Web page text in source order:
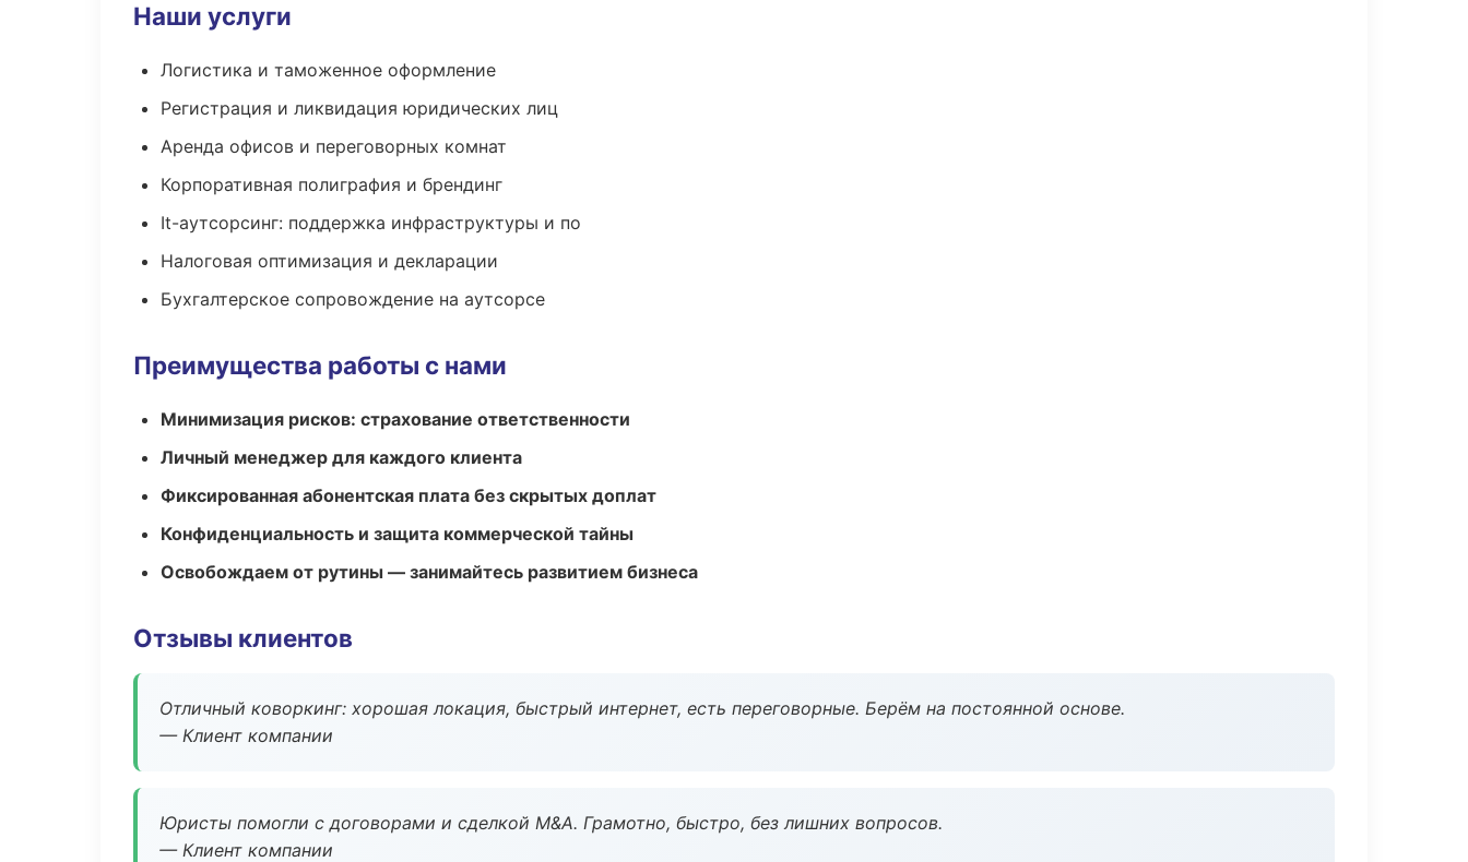
Наши услуги
Логистика и таможенное оформление
Регистрация и ликвидация юридических лиц
Аренда офисов и переговорных комнат
Корпоративная полиграфия и брендинг
It-аутсорсинг: поддержка инфраструктуры и по
Налоговая оптимизация и декларации
Бухгалтерское сопровождение на аутсорсе
Преимущества работы с нами
Минимизация рисков: страхование ответственности
Личный менеджер для каждого клиента
Фиксированная абонентская плата без скрытых доплат
Конфиденциальность и защита коммерческой тайны
Освобождаем от рутины — занимайтесь развитием бизнеса
Отзывы клиентов
Отличный коворкинг: хорошая локация, быстрый интернет, есть переговорные. Берём на постоянной основе.
— Клиент компании
Юристы помогли с договорами и сделкой M&A. Грамотно, быстро, без лишних вопросов.
— Клиент компании